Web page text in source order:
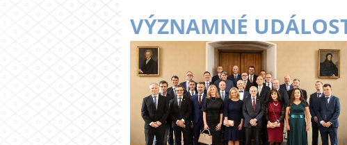
VÝZNAMNÉ